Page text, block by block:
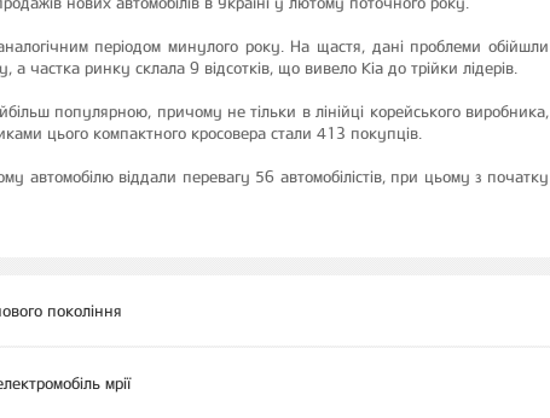
періодом минулого року. На щастя, дані проблеми обійшли
частка ринку склала 9 відсотків, що вивело Kia до трійки лідерів.
популярною, причому не тільки в лінійці корейського виробника,
цього компактного кросовера стали 413 покупців.
автомобілю віддали перевагу 56 автомобілістів, при цьому з початку
покоління
мрії